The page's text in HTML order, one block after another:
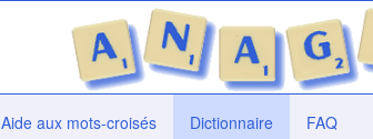
Aide aux mots-croisés Dictionnaire FAQ